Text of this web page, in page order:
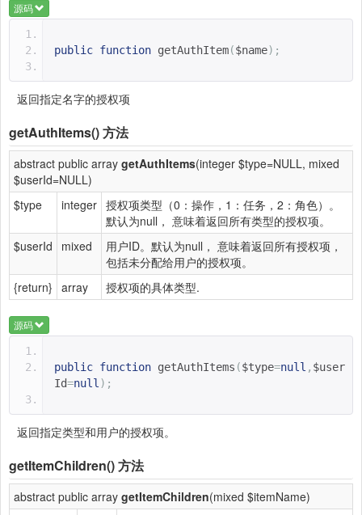
源码
public function getAuthItem($name);
返回指定名字的授权项
getAuthItems()方法
abstract public array getAuthItems(integer $type=NULL, mixed
$userId=NULL)
$type
integer 授权项类型（0：操作，1：任务，2：角色）。
默认为null， 意味着返回所有类型的授权项。
$userId
mixed
用户ID。默认为null， 意味着返回所有授权项，
包括未分配给用户的授权项。
{return} array 授权项的具体类型.
源码
public function getAuthItems ($type=null , $user
Id=null);
返回指定类型和用户的授权项。
getItemChildren()方法
abstract public array getItemChildren(mixed $itemName)